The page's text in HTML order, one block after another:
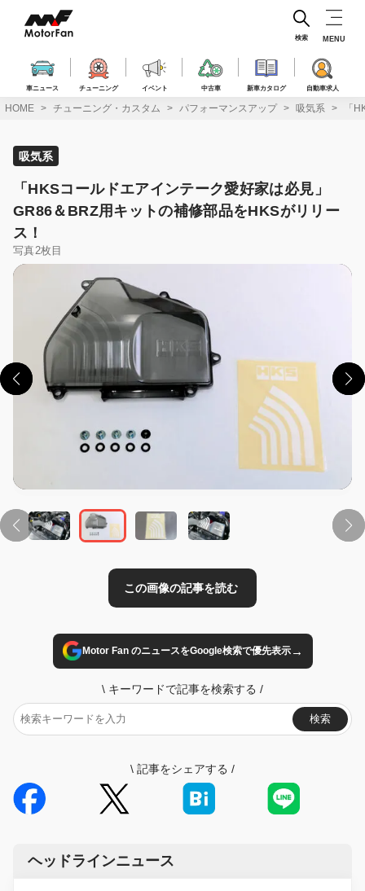
ス
車ニュース チューニング イベント 中古車 新車カタログ 自動車求人
検索 MENU
HOME チューニング・カスタム パフォーマンスアップ 吸気系 「
吸気系
「HKSコールドエアインテーク愛好家は必見」
GR86＆BRZ用キットの補修部品をHKSがリリー
ス！
写真2枚目
この画像の記事を読む
Motor Fan のニュースをGoogle検索で優先表示→
\ キーワードで記事を検索する /
検索
\ 記事をシェアする /
ヘッドラインニュース